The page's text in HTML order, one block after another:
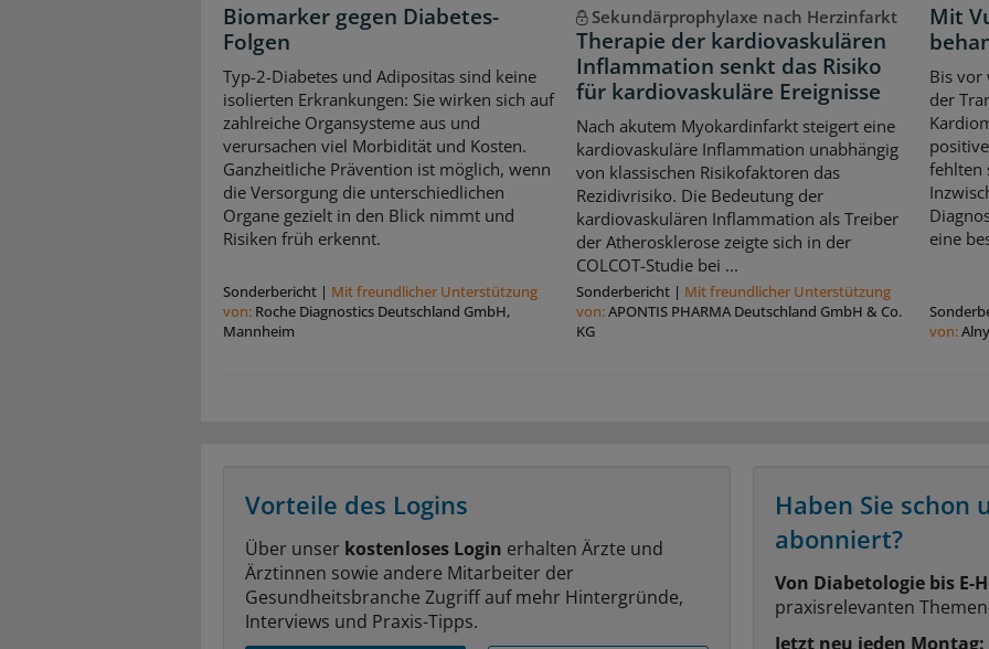
Biomarker gegen Diabetes-
Folgen
Typ-2-Diabetes und Adipositas sind keine
isolierten Erkrankungen: Sie wirken sich auf
zahlreiche Organsysteme aus und
verursachen viel Morbidität und Kosten.
Ganzheitliche Prävention ist möglich, wenn
die Versorgung die unterschiedlichen
Organe gezielt in den Blick nimmt und
Risiken früh erkennt.
Sonderbericht | Mit freundlicher Unterstützung
von: Roche Diagnostics Deutschland GmbH,
Mannheim
Sekundärprophylaxe nach Herzinfarkt
Therapie der kardiovaskulären
Inflammation senkt das Risiko
für kardiovaskuläre Ereignisse
Nach akutem Myokardinfarkt steigert eine
kardiovaskuläre Inflammation unabhängig
von klassischen Risikofaktoren das
Rezidivrisiko. Die Bedeutung der
kardiovaskulären Inflammation als Treiber
der Atherosklerose zeigte sich in der
COLCOT-Studie bei ...
Sonderbericht| Mit freundlicher Unterstützung
von:APONTIS PHARMA Deutschland GmbH & Co.
KG
Mit
Bis vor
der
fehlten
eine
von:
Vorteile des Logins
Über unser kostenloses Login erhalten Ärzte und
Ärztinnen sowie andere Mitarbeiter der
Gesundheitsbranche Zugriff auf mehr Hintergründe,
Interviews und Praxis-Tipps.
Haben Sie schon
abonniert?
Von Diabetologie bis E-
praxisrelevanten
Jetzt neu jeden Montag: